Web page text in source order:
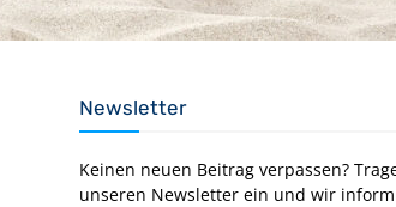
Newsletter
Keinen neuen Beitrag verpassen?
unseren Newsletter ein und wir